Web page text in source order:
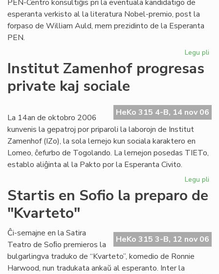
PEN-Centro konsultiĝis pri la eventuala kandidatigo de
esperanta verkisto al la literatura Nobel-premio, post la
forpaso de William Auld, mem prezidinto de la Esperanta
PEN.
Legu pli
Institut Zamenhof progresas
private kaj sociale
HeKo 315 4-B, 14 nov 06
La 14an de oktobro 2006
kunvenis la gepatroj por priparoli la laborojn de Institut
Zamenhof (IZo), la sola lernejo kun sociala karaktero en
Lomeo, ĉefurbo de Togolando. La lernejon posedas TIETo,
establo aliĝinta al la Pakto por la Esperanta Civito.
Legu pli
kaj
Startis en Sofio la preparo de
"Kvarteto"
HeKo 315 3-B, 12 nov 06
Ĉi-semajne en la Satira
Teatro de Soﬁo premieros la
bulgarlingva traduko de “Kvarteto”, komedio de Ronnie
Harwood, nun tradukata ankaŭ al esperanto. Inter la